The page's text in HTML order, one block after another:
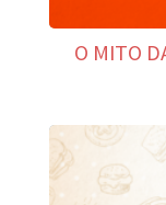
O MITO